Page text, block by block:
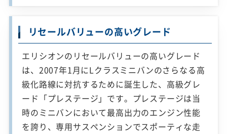
リセールバリューの高いグレード
エリシオンのリセールバリューの高いグレード
は、2007年1月にLクラスミニバンのさらなる高
級化路線に対抗するために誕生した、高級グレ
ード「プレステージ」です。プレステージは当
時のミニバンにおいて最高出力のエンジン性能
を誇り、専用サスペンションでスポーティな走